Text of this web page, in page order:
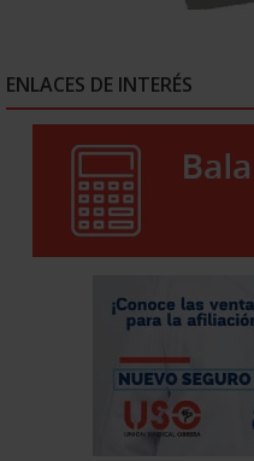
ENLACES DE INTERÉS